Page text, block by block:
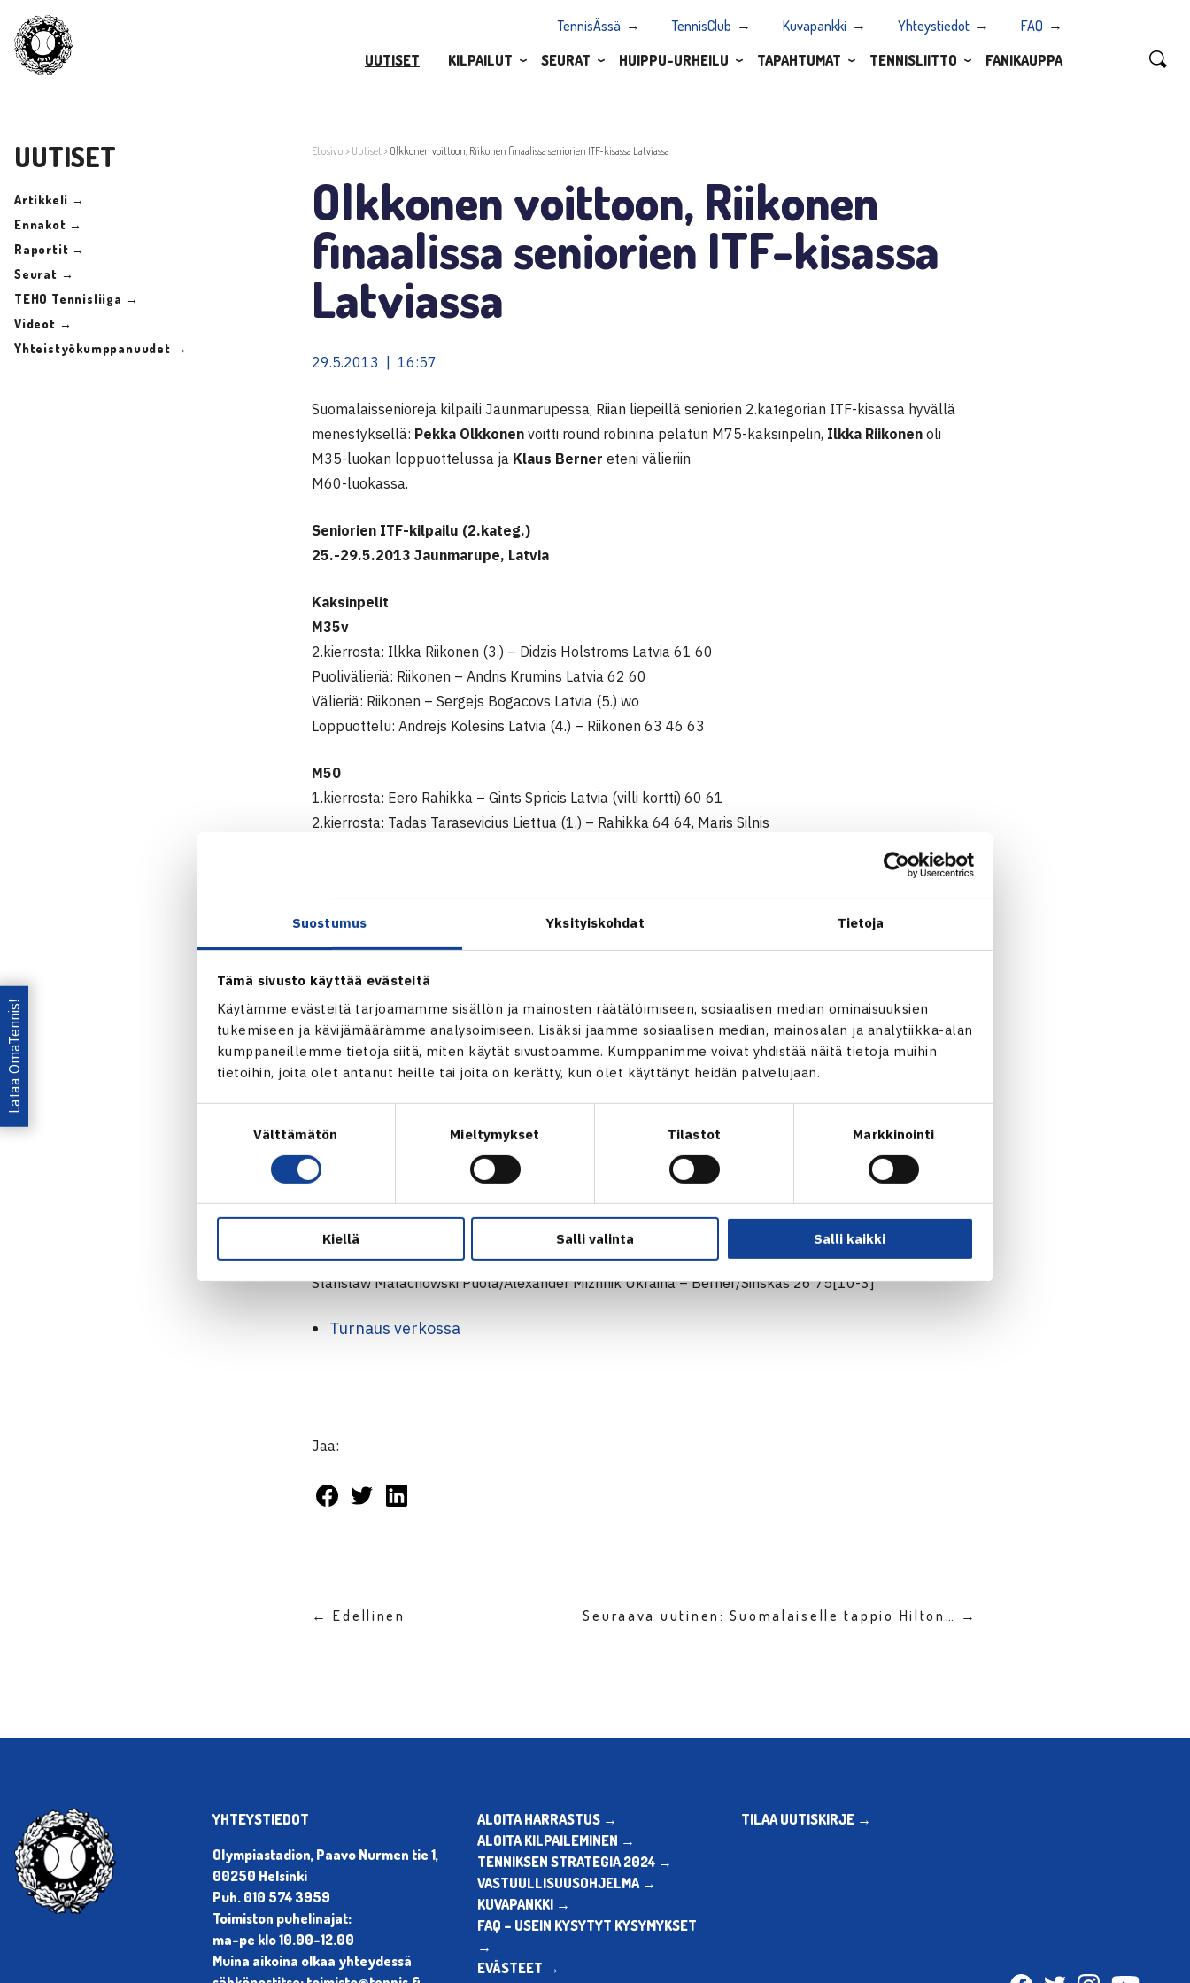
Suostumus Yksityiskohdat Tietoja
Tämä sivusto käyttää evästeitä
Käytämme evästeitä tarjoamamme sisällön ja mainosten räätälöimiseen, sosiaalisen median ominaisuuksien
tukemiseen ja kävijämäärämme analysoimiseen. Lisäksi jaamme sosiaalisen median, mainosalan ja analytiikka-alan
kumppaneillemme tietoja siitä, miten käytät sivustoamme. Kumppanimme voivat yhdistää näitä tietoja muihin
tietoihin, joita olet antanut heille tai joita on kerätty, kun olet käyttänyt heidän palvelujaan.
Välttämätön Mieltymykset Tilastot Markkinointi
Kiellä Salli valinta Salli kaikki
TennisÄssä TennisClub Kuvapankki Yhteystiedot
FAQ
UUTISET
KILPAILUT SEURAT HUIPPU-URHEILU TAPAHTUMAT TENNISLIITTO FANIKAUPPA
UUTISET
Artikkeli →
Ennakot →
Raportit →
Seurat →
TEHO Tennisliiga →
Videot →
Yhteistyökumppanuudet →
Etusivu > Uutiset> Olkkonen voittoon, Riikonen finaalissa seniorien ITF-kisassa Latviassa
Olkkonen voittoon, Riikonen
finaalissa seniorien ITF-kisassa
Latviassa
29.5.2013 | 16:57
Suomalaissenioreja kilpaili Jaunmarupessa, Riian liepeillä seniorien 2.kategorian ITF-kisassa hyvällä
menestyksellä: Pekka Olkkonen voitti round robinina pelatun M75-kaksinpelin, Ilkka Riikonen oli
M35-luokan loppuottelussa ja Klaus Berner eteni välieriin
M60-luokassa.
Seniorien ITF-kilpailu (2.kateg.)
25.-29.5.2013 Jaunmarupe, Latvia
Kaksinpelit
M35v
2.kierrosta: Ilkka Riikonen (3.) – Didzis Holstroms Latvia 61 60
Puolivälieriä: Riikonen – Andris Krumins Latvia 62 60
Välieriä: Riikonen – Sergejs Bogacovs Latvia (5.) wo
Loppuottelu: Andrejs Kolesins Latvia (4.) – Riikonen 63 46 63
M50
1.kierrosta: Eero Rahikka – Gints Spricis Latvia (villi kortti) 60 61
2.kierrosta: Tadas Tarasevicius Liettua (1.) – Rahikka 64 64, Maris Silnis
1.kierrosta: Klaus Berner – Kestutis Sinskas Liettua 62 61
Puolivälieriä: Stanislaw Malachowski Puola (4.) – Berner 62 63
M75 (round robin)
Pekka Olkkonen – Andrejs Punka Latvia 60 62
Olkkonen – Zigurds Abokins Latvia 60 60
M50
1.kierrosta: Peter J Buck Britannia/Rahikka (4.) – Valdis Goncars/Gints Spricis Latvia wo
Puolivälieriä: Emilis Subata/Tadus Tarasevicius Liettua (1.) – Buck/Rahikka wo
M60 (round robin)
Andrzej Nuszkiewicz/Jacek Pietka Puola – Klaus Berner/Kestutis Sinskas Liettua 06 64 [10-5]
Stanslaw Malachowski Puola/Alexander Mizhnik Ukraina – Berner/Sinskas 26 75[10-3]
Turnaus verkossa
Jaa:
← Edellinen Seuraava uutinen: Suomalaiselle tappio Hilton… →
Lataa OmaTennis!
YHTEYSTIEDOT
Olympiastadion, Paavo Nurmen tie 1,
00250 Helsinki
Puh. 010 574 3959
Toimiston puhelinajat:
ma-pe klo 10.00-12.00
Muina aikoina olkaa yhteydessä
ALOITA HARRASTUS →
ALOITA KILPAILEMINEN →
TENNIKSEN STRATEGIA 2024 →
VASTUULLISUUSOHJELMA →
KUVAPANKKI →
FAQ – USEIN KYSYTYT KYSYMYKSET
→
EVÄSTEET →
TILAA UUTISKIRJE →